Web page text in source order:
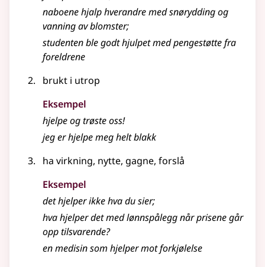
naboene hjalp hverandre med snørydding og
vanning av blomster;
studenten ble godt hjulpet med pengestøtte fra
foreldrene
brukt i utrop
Eksempel
hjelpeog trøste oss!
jeg erhjelpemeg helt blakk
ha virkning, nytte, gagne, forslå
Eksempel
dethjelperikke hva du sier;
hvahjelperdet med lønnspålegg når prisene går
opp tilsvarende?
en medisin som hjelpermot forkjølelse